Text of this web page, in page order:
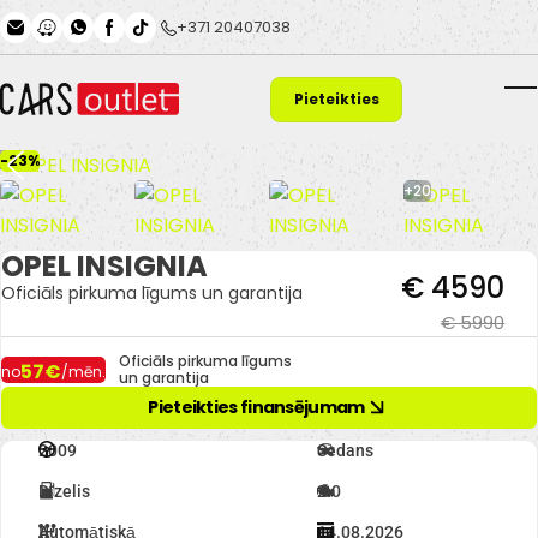
Skip to main content+371 20407038
Pieteikties
finansējumam
-23%
+20
OPEL INSIGNIA
Oficiāls pirkuma līgums un garantija
€ 5990
€ 4590
no57€/mēn.
Oficiāls pirkuma līgums
un garantija
Pieteikties finansējumam
2009 Sedans
Dīzelis 2.0
Automātiskā 14.08.2026